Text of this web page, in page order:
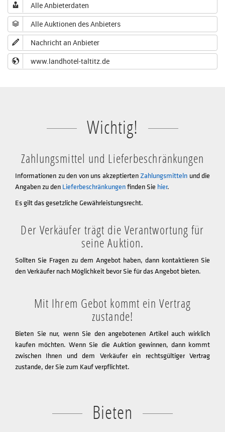
Alle Anbieterdaten
Alle Auktionen des Anbieters
Nachricht an Anbieter
www.landhotel-taltitz.de
Wichtig!
Zahlungsmittel und Lieferbeschränkungen
Informationen zu den von uns akzeptierten Zahlungsmitteln und die
Angaben zu den Lieferbeschränkungenfinden Sie hier.
Es gilt das gesetzliche Gewährleistungsrecht.
Der Verkäufer trägt die Verantwortung für
seine Auktion.
Sollten Sie Fragen zu dem Angebot haben, dann kontaktieren Sie
den Verkäufer nach Möglichkeit bevor Sie für das Angebot bieten.
Mit Ihrem Gebot kommt ein Vertrag
zustande!
Bieten Sie nur, wenn Sie den angebotenen Artikel auch wirklich
kaufen möchten. Wenn Sie die Auktion gewinnen, dann kommt
zwischen Ihnen und dem Verkäufer ein rechtsgültiger Vertrag
zustande, der Sie zum Kauf verpflichtet.
Bieten